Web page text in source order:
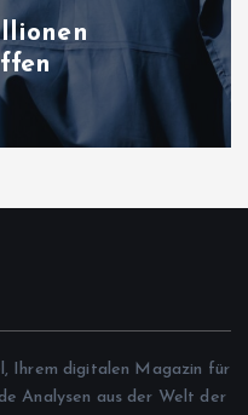
Ihrem digitalen Magazin für
Analysen aus der Welt der